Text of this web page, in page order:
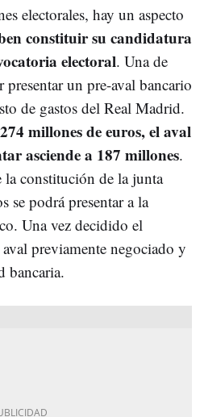
electorales, hay un aspecto
constituir su candidatura
electoral. Una de
presentar un pre-aval bancario
de gastos del Real Madrid.
millones de euros, el aval
asciende a 187 millones.
la constitución de la junta
se podrá presentar a la
Una vez decidido el
previamente negociado y
bancaria.